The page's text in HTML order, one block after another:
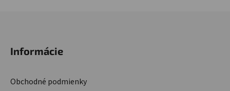
Informácie
Obchodné podmienky